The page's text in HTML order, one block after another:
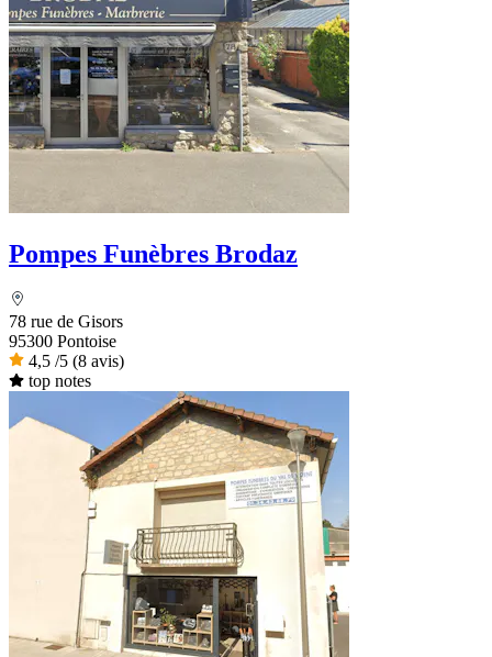
Pompes Funèbres Brodaz
78 rue de Gisors
95300 Pontoise
4,5 /5 (8 avis)
top notes